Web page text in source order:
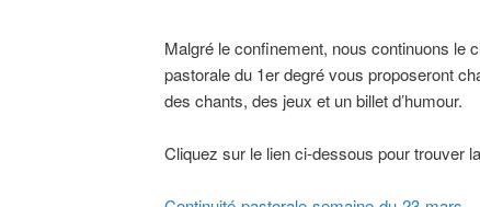
Malgré le confinement, nous continuons le
pastorale du 1er degré vous proposeront
des chants, des jeux et un billet d’humour.
Cliquez sur le lien ci-dessous pour trouver